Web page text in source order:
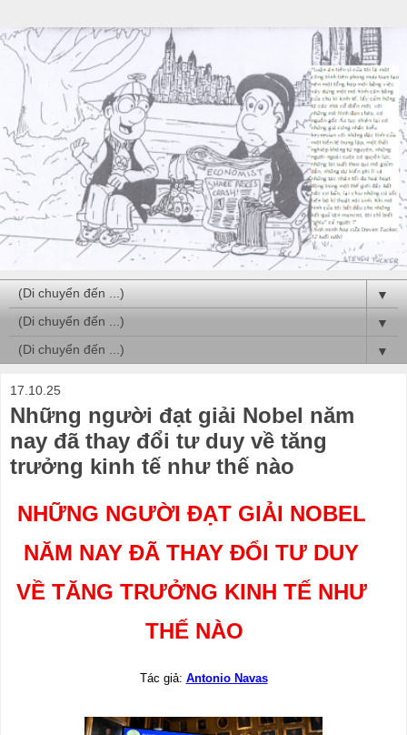
▼
▼
▼
17.10.25
Những người đạt giải Nobel năm
nay đã thay đổi tư duy về tăng
trưởng kinh tế như thế nào
NHỮNG NGƯỜI ĐẠT GIẢI NOBEL
NĂM NAY ĐÃ THAY ĐỔI TƯ DUY
VỀ TĂNG TRƯỞNG KINH TẾ NHƯ
THẾ NÀO
Tác giả: Antonio Navas